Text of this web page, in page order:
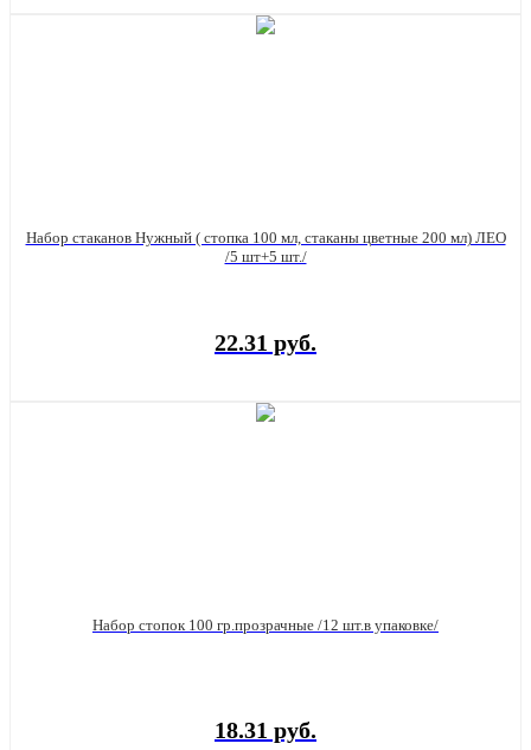
Набор стаканов Нужный ( стопка 100 мл, стаканы цветные 200 мл) ЛЕО
/5 шт+5 шт./
22.31 руб.
Набор стопок 100 гр.прозрачные /12 шт.в упаковке/
18.31 руб.